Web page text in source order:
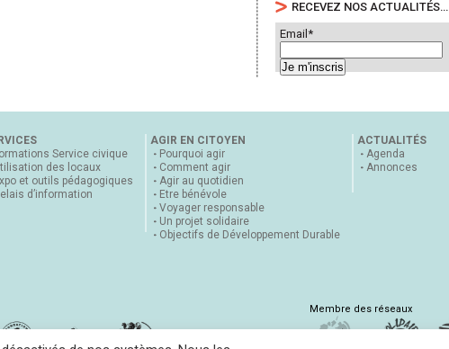
RECEVEZ NOS ACTUALITÉS…
Email*
Service civique
des locaux
et outils pédagogiques
d’information
AGIR EN CITOYEN
Pourquoi agir
Comment agir
Agir au quotidien
Etre bénévole
Voyager responsable
Un projet solidaire
Objectifs de Développement Durable
ACTUALITÉS
Agenda
Annonces
Membre des réseaux